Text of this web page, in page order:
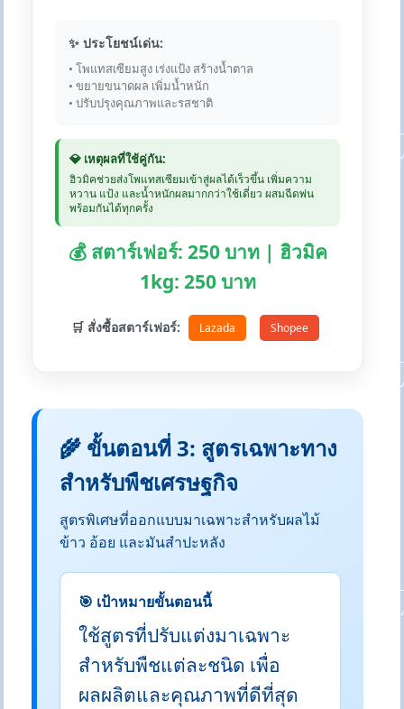
✨ ประโยชน์เด่น:
• โพแทสเซียมสูง เร่งแป้ง สร้างน้ำตาล
• ขยายขนาดผล เพิ่มน้ำหนัก
• ปรับปรุงคุณภาพและรสชาติ
💎 เหตุผลที่ใช้คู่กัน:
ฮิวมิคช่วยส่งโพแทสเซียมเข้าสู่ผลได้เร็วขึ้น เพิ่มความ
หวาน แป้ง และน้ำหนักผลมากกว่าใช้เดี่ยว ผสมฉีดพ่น
พร้อมกันได้ทุกครั้ง
💰 สตาร์เฟอร์: 250 บาท | ฮิวมิค
1kg: 250 บาท
🛒 สั่งซื้อสตาร์เฟอร์: Lazada Shopee
🌾 ขั้นตอนที่ 3: สูตรเฉพาะทาง
สำหรับพืชเศรษฐกิจ
สูตรพิเศษที่ออกแบบมาเฉพาะสำหรับผลไม้
ข้าว อ้อย และมันสำปะหลัง
🎯 เป้าหมายขั้นตอนนี้
ใช้สูตรที่ปรับแต่งมาเฉพาะ
สำหรับพืชแต่ละชนิด เพื่อ
ผลผลิตและคุณภาพที่ดีที่สุด